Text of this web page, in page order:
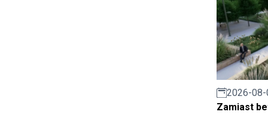
2026-08-
Zamiast